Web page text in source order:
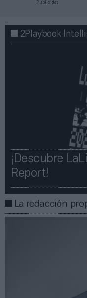
Publicidad
2Playbook
¡Descubre
Report!​​
La redacción